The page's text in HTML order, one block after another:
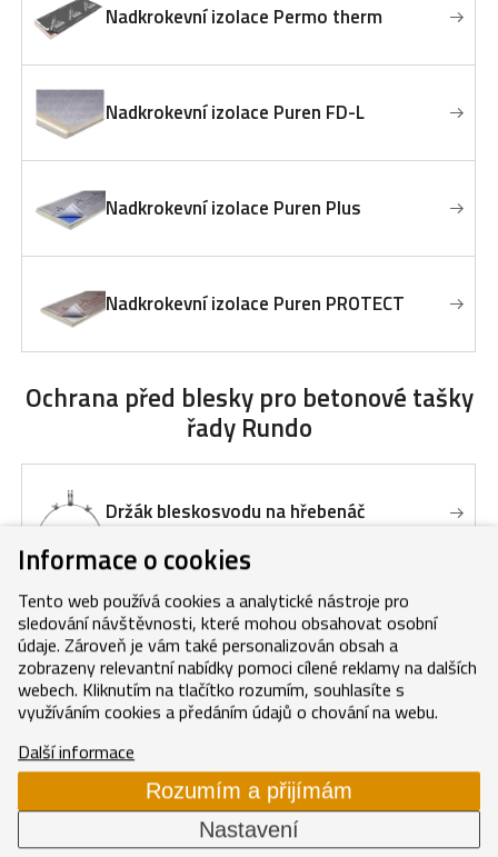
Nadkrokevní izolace Permo therm
Nadkrokevní izolace Puren FD-L
Nadkrokevní izolace Puren Plus
Nadkrokevní izolace Puren PROTECT
Ochrana před bleskypro betonové tašky
řady Rundo
Držák bleskosvodu na hřebenáč
Držák bleskosvodu na tašku
Pohyb na střešepro betonové tašky řady
Rundo
Držák mříže sněholamu antracit
Informace o cookies
Tento web používá cookies a analytické nástroje pro
sledování návštěvnosti, které mohou obsahovat osobní
údaje. Zároveň je vám také personalizován obsah a
zobrazeny relevantní nabídky pomoci cílené reklamy na dalších
webech. Kliknutím na tlačítko rozumím, souhlasíte s
využíváním cookies a předáním údajů o chování na webu.
Další informace
Rozumím a přijímám
Nastavení